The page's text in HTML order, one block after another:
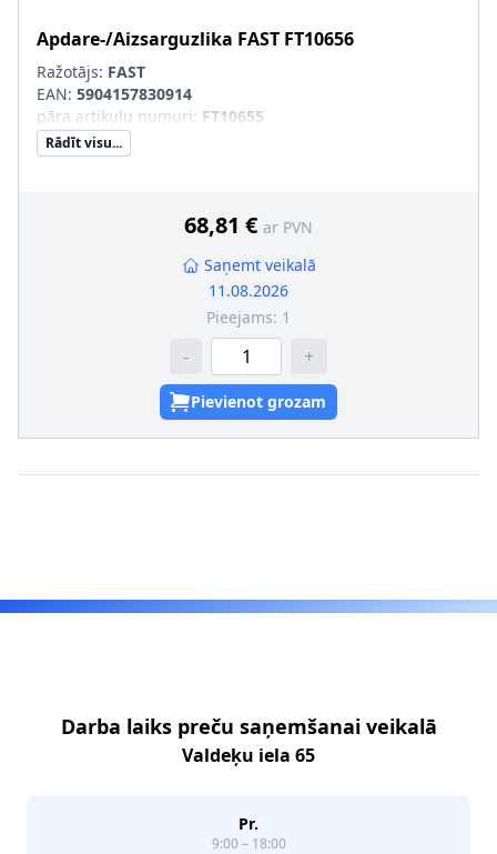
Apdare-/Aizsarguzlika FAST FT10656
Ražotājs: FAST
EAN: 5904157830914
pāra artikulu numuri: FT10655
Rādīt visu...
68,81 € ar PVN
Saņemt veikalā
11.08.2026
Pieejams: 1
- +
Pievienot grozam
Darba laiks preču saņemšanai veikalā
Valdeķu iela 65
Pr.
9:00 – 18:00